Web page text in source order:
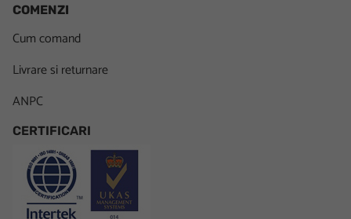
COMENZI
Cum comand
Livrare si returnare
ANPC
CERTIFICARI